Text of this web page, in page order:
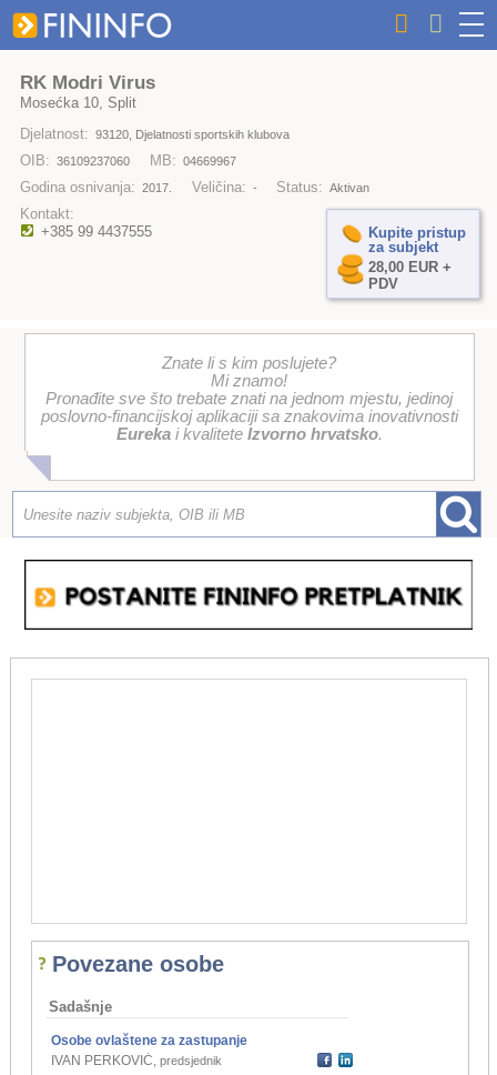
RK Modri Virus
Mosećka 10, Split
Djelatnost: 93120, Djelatnosti sportskih klubova
OIB: 36109237060 MB: 04669967
Godina osnivanja: 2017. Veličina: - Status: Aktivan
Kontakt:
+385 99 4437555
Kupite pristup
za subjekt
28,00 EUR +
PDV
Znate li s kim poslujete?
Mi znamo!
Pronađite sve što trebate znati na jednom mjestu, jedinoj
poslovno-financijskoj aplikaciji sa znakovima inovativnosti
Eurekai kvalitete Izvorno hrvatsko.
Povezane osobe
Sadašnje
Osobe ovlaštene za zastupanje
IVAN PERKOVIĆ, predsjednik